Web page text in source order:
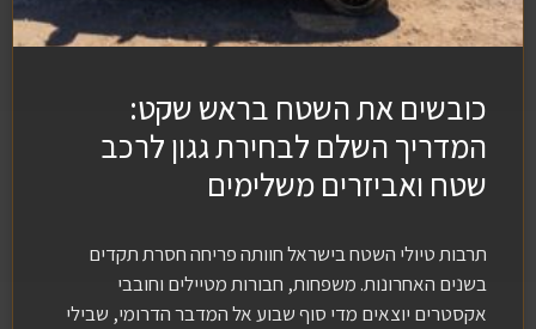
כובשים את השטח בראש שקט:
המדריך השלם לבחירת גגון לרכב
שטח ואביזרים משלימים
תרבות טיולי השטח בישראל חוותה פריחה חסרת תקדים
בשנים האחרונות. משפחות, חבורות מטיילים וחובבי
אקסטרים יוצאים מדי סוף שבוע אל המדבר הדרומי, שבילי